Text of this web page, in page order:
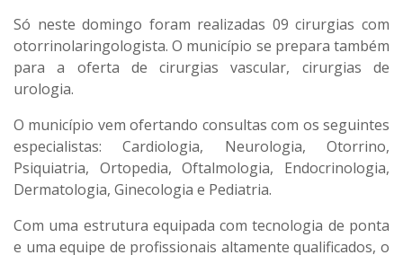
Só neste domingo foram realizadas 09 cirurgias com
otorrinolaringologista. O município se prepara também
para a oferta de cirurgias vascular, cirurgias de
urologia.
O município vem ofertando consultas com os seguintes
especialistas: Cardiologia, Neurologia, Otorrino,
Psiquiatria, Ortopedia, Oftalmologia, Endocrinologia,
Dermatologia, Ginecologia e Pediatria.
Com uma estrutura equipada com tecnologia de ponta
e uma equipe de profissionais altamente qualificados, o